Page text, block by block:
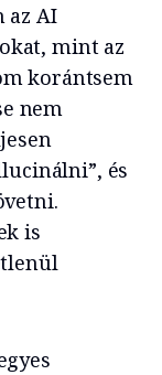
az AI
mint az
korántsem
nem
és
is